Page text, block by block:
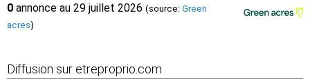
0 annonce au 29 juillet 2026 (source: Green
acres)
Diffusion sur etreproprio.com